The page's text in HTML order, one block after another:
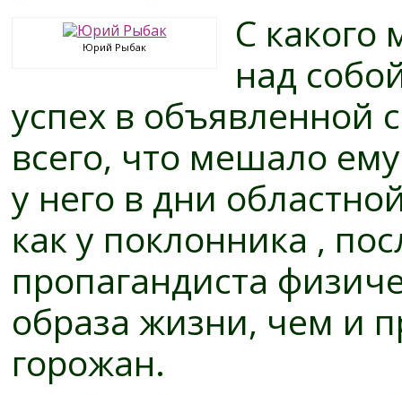
Юрий Рыбак
С
над
успех в объявленной
всего, что мешало
у него в дни
как у поклонника ,
пропагандиста
образа жизни, чем и
горожан.